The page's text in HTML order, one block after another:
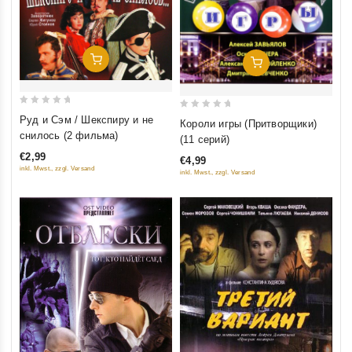
Добавить В Корзину
out
5
Руд и Сэм / Шекспиру и не
снилось (2 фильма)
€2,99
inkl. Mwst., zzgl. Versand
Добавить В Корзину
out
5
Короли игры (Притворщики)
(11 серий)
€4,99
inkl. Mwst., zzgl. Versand